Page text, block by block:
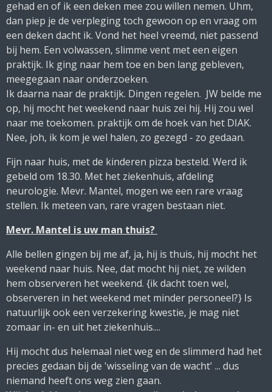
gehad en of ik een deken mee zou willen nemen. Uhm,
dan piep je de verpleging toch gewoon op en vraag om
een deken dacht ik. Vond het heel vreemd, niet passend
bij hem. Een volwassen, slimme vent met een eigen
praktijk. Ik ging naar hem toe en ben lang gebleven,
meegegaan naar onderzoeken.
Ik daarna naar de praktijk. Dingen regelen. JW belde me
op, hij mocht het weekend naar huis zei hij. Hij zou wel
naar me toekomen. praktijk om de hoek van het DIAK.
Nee, joh, ik kom je wel halen, zo gezegd - zo gedaan.
Fijn naar huis, met de kinderen pizza besteld. Werd ik
gebeld om 18.30. Met het ziekenhuis, afdeling
neurologie. Mevr. Mantel, mogen we een rare vraag
stellen. Ik meteen van, rare vragen bestaan niet.
Mevr. Mantel is uw man thuis?
Alle bellen gingen bij me af, ja, hij is thuis, hij mocht het
weekend naar huis. Nee, dat mocht hij niet, ze wilden
hem observeren het weekend. {ik dacht toen wel,
observeren in het weekend met minder personeel?} Is
natuurlijk ook een verzekering kwestie, je mag niet
zomaar in- en uit het ziekenhuis....
Hij mocht dus helemaal niet weg en de slimmerd had het
precies gedaan bij de 'wisseling van de wacht' ... dus
niemand heeft ons weg zien gaan.